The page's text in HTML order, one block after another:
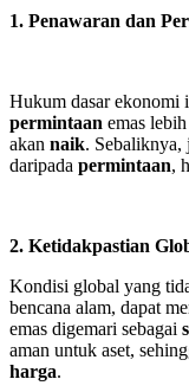
1. Penawaran dan
Hukum dasar ekonomi
permintaan emas
akan naik. Sebaliknya,
daripada permintaan,
2. Ketidakpastian
Kondisi global yang
bencana alam, dapat
emas digemari sebagai
aman untuk aset,
harga.